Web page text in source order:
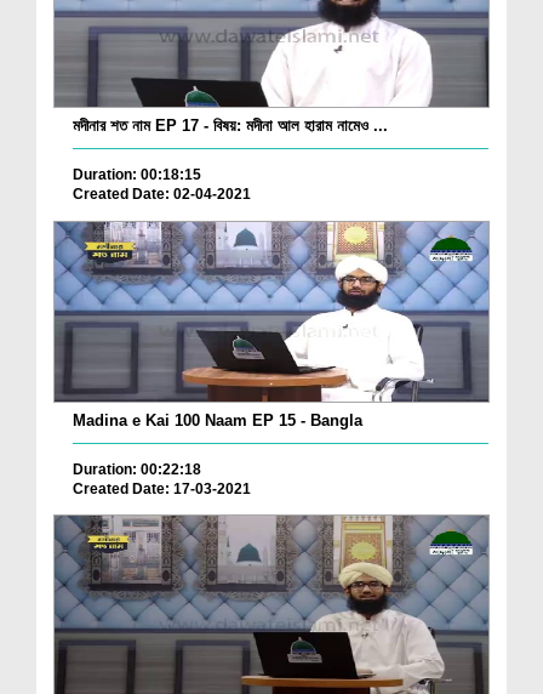
মদীনার শত নাম EP 17 - বিষয়: মদীনা আল হারাম নামেও ...
Duration: 00:18:15
Created Date: 02-04-2021
Madina e Kai 100 Naam EP 15 - Bangla
Duration: 00:22:18
Created Date: 17-03-2021